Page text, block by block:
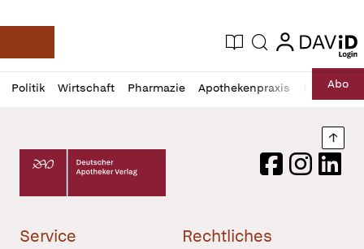
Deutsche Apotheker Zeitung
Aktuelle Ausgabe
Suche login
login
Politik Wirtschaft Pharmazie Apothekenpraxis RechtAbo
Profil
öffnen
Daz
Pur
Deutscher Apotheker Verlag Logo
FacebookInstagram
Service Rechtliches